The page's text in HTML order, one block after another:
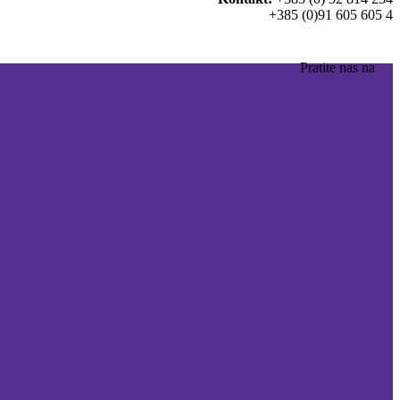
+385 (0)91 605 605 4
Pratite nas na